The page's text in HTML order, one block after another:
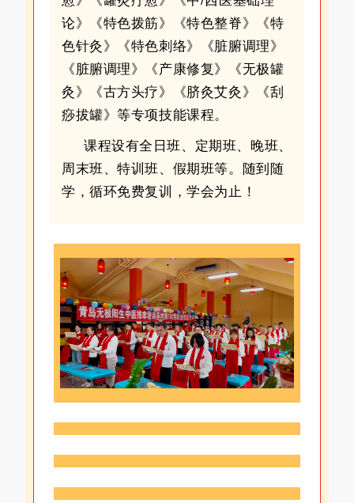
论》《特色拨筋》《特色整脊》《特
色针灸》《特色刺络》《脏腑调理》
《脏腑调理》《产康修复》《无极罐
灸》《古方头疗》《脐灸艾灸》《刮
痧拔罐》等专项技能课程。
课程设有全日班、定期班、晚班、
周末班、特训班、假期班等。随到随
学，循环免费复训，学会为止！